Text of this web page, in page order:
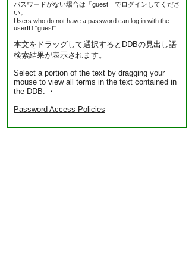
パスワードがない場合は「guest」でログインしてくださ
い。
Users who do not have a password can log in with the
userID "guest".
本文をドラッグして選択するとDDBの見出し語
検索結果が表示されます。
Select a portion of the text by dragging your
mouse to view all terms in the text contained in
the DDB. ・
Password Access Policies